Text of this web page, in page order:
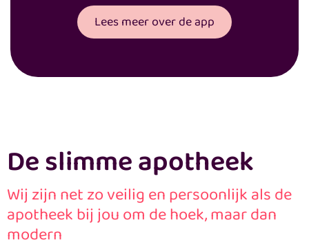
Lees meer over de app
De slimme apotheek
Wij zijn net zo veilig en persoonlijk als de
apotheek bij jou om de hoek, maar dan
modern